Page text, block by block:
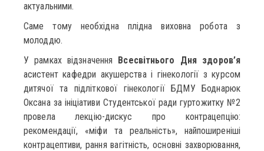
актуальними.
Саме тому необхідна плідна виховна робота з
молоддю.
У рамках відзначення Всесвітнього Дня здоров’я
асистент кафедри акушерства і гінекології з курсом
дитячої та підліткової гінекології БДМУ Боднарюк
Оксана за ініціативи Студентської ради гуртожитку №2
провела лекцію-дискус про контрацепцію:
рекомендації, «міфи та реальність», найпоширеніші
контрацептиви, рання вагітність, основні захворювання,